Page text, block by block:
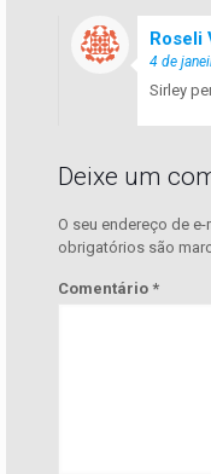
Roseli
4 de
Sirley
Deixe um
O seu endereço de
obrigatórios são
Comentário *